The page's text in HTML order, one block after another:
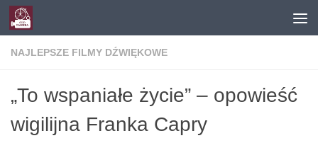
Skip to content
NAJLEPSZE FILMY DŹWIĘKOWE
„To wspaniałe życie” – opowieść
wigilijna Franka Capry